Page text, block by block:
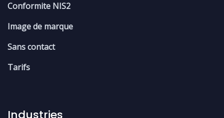
Conformite NIS2
Image de marque
Sans contact
Tarifs
Industries